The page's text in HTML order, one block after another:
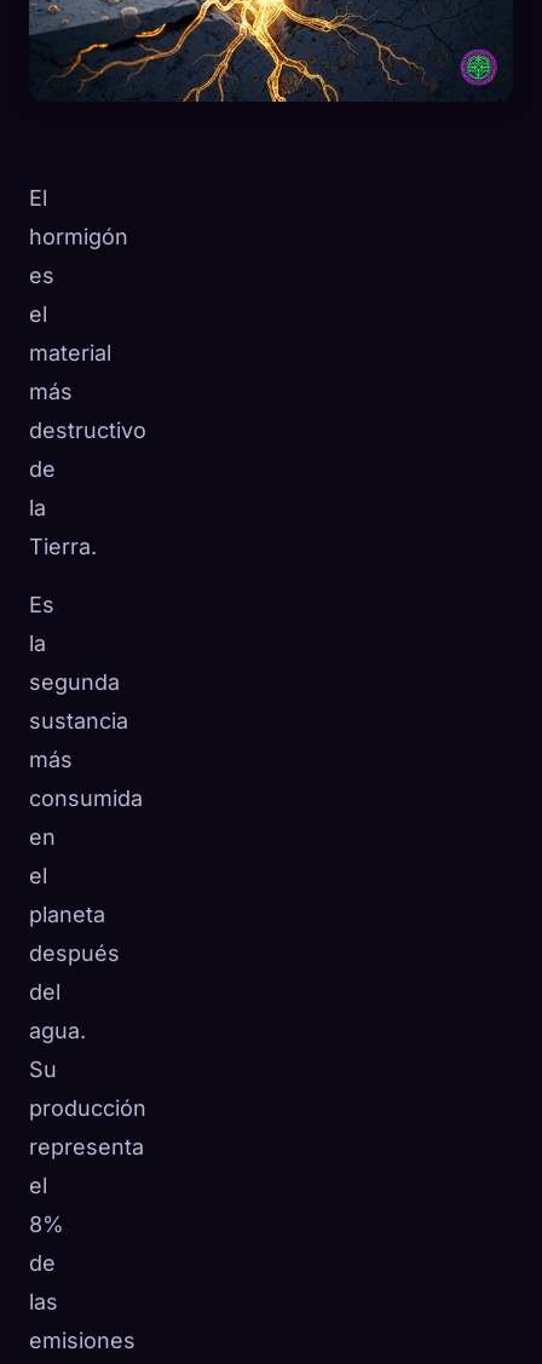
El
hormigón
es
el
material
más
destructivo
de
la
Tierra.
Es
la
segunda
sustancia
más
consumida
en
el
planeta
después
del
agua.
Su
producción
representa
el
8%
de
las
emisiones
Colección
☁️